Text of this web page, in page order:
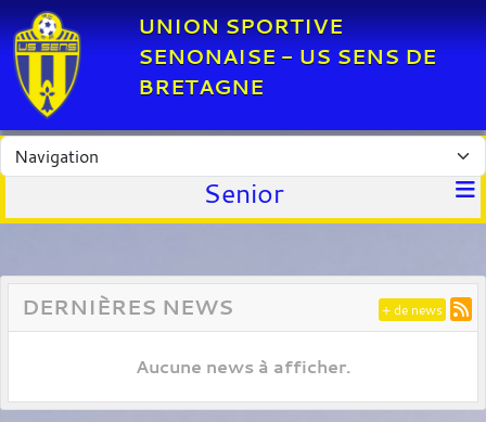
UNION SPORTIVE
SENONAISE - US SENS DE
BRETAGNE
Senior
DERNIÈRES NEWS
Aucune news à afficher.
+ de news
Panneau de gestion des cookies